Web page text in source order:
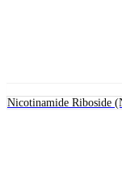
Nicotinamide Riboside